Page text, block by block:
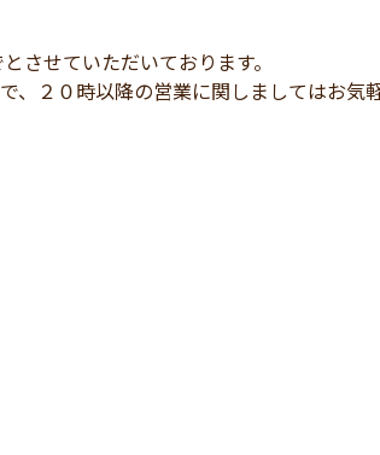
させていただいております。
、２０時以降の営業に関しましてはお気